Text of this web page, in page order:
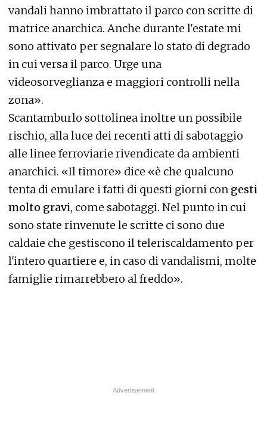
vandali hanno imbrattato il parco con scritte di
matrice anarchica. Anche durante l'estate mi
sono attivato per segnalare lo stato di degrado
in cui versa il parco. Urge una
videosorveglianza e maggiori controlli nella
zona».
Scantamburlo sottolinea inoltre un possibile
rischio, alla luce dei recenti atti di sabotaggio
alle linee ferroviarie rivendicate da ambienti
anarchici. «Il timore» dice «è che qualcuno
tenta di emulare i fatti di questi giorni con gesti
molto gravi, come sabotaggi. Nel punto in cui
sono state rinvenute le scritte ci sono due
caldaie che gestiscono il teleriscaldamento per
l'intero quartiere e, in caso di vandalismi, molte
famiglie rimarrebbero al freddo».